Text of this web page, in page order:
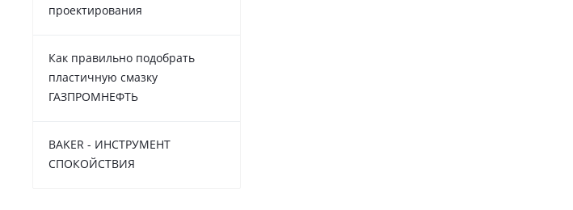
проектирования
Как правильно подобрать
пластичную смазку
ГАЗПРОМНЕФТЬ
BAKER - ИНСТРУМЕНТ
СПОКОЙСТВИЯ